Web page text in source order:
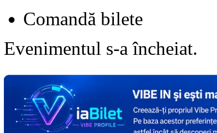
Comandă bilete
Evenimentul s-a încheiat.